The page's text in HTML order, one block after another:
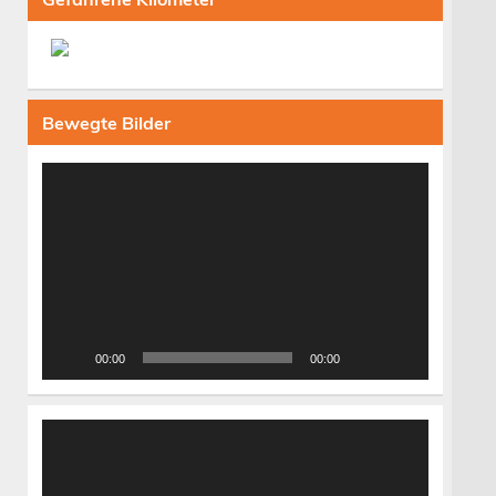
Bewegte Bilder
00:00 00:00
Video-